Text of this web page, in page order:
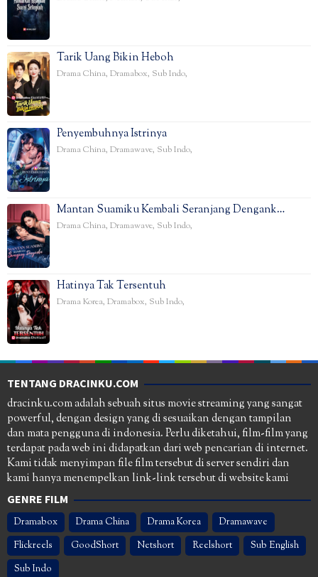
Tarik Uang Bikin Heboh
Drama China, Dramabox, Sub Indo,
Penyembuhnya Istrinya
Drama China, Dramawave, Sub Indo,
Mantan Suamiku Kembali Seranjang Dengank…
Drama China, Dramawave, Sub Indo,
Hatinya Tak Tersentuh
Drama Korea, Dramabox, Sub Indo,
TENTANG DRACINKU.COM
dracinku.com adalah sebuah situs movie streaming yang sangat
powerful, dengan design yang di sesuaikan dengan tampilan
dan mata pengguna di indonesia. Perlu diketahui, film-film yang
terdapat pada web ini didapatkan dari web pencarian di internet.
Kami tidak menyimpan file film tersebut di server sendiri dan
kami hanya menempelkan link-link tersebut di website kami
GENRE FILM
Dramabox Drama China Drama Korea
Dramawave
Flickreels
GoodShort Netshort Reelshort
Sub English
Sub Indo